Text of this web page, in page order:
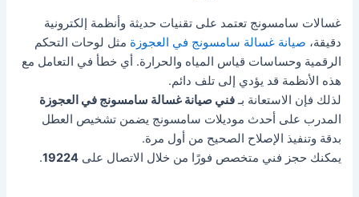
غسالات سامسونج تعتمد على تقنيات حديثة وأنظمة إلكترونية
دقيقة، صيانة غسالة سامسونج في العجوزة مثل لوحات التحكم
الرقمية وحساسات قياس المياه والحرارة. أي خطأ في التعامل مع
هذه الأنظمة قد يؤدي إلى تلف دائم.
لذلك فإن الاستعانة بـفني صيانة غسالة سامسونج في العجوزة
المدرب على أحدث موديلات سامسونج يضمن تشخيص العطل
بدقة وتنفيذ الإصلاح الصحيح من أول مرة.
يمكنك حجز فني متخصص فورًا من خلال الاتصال على19224
.